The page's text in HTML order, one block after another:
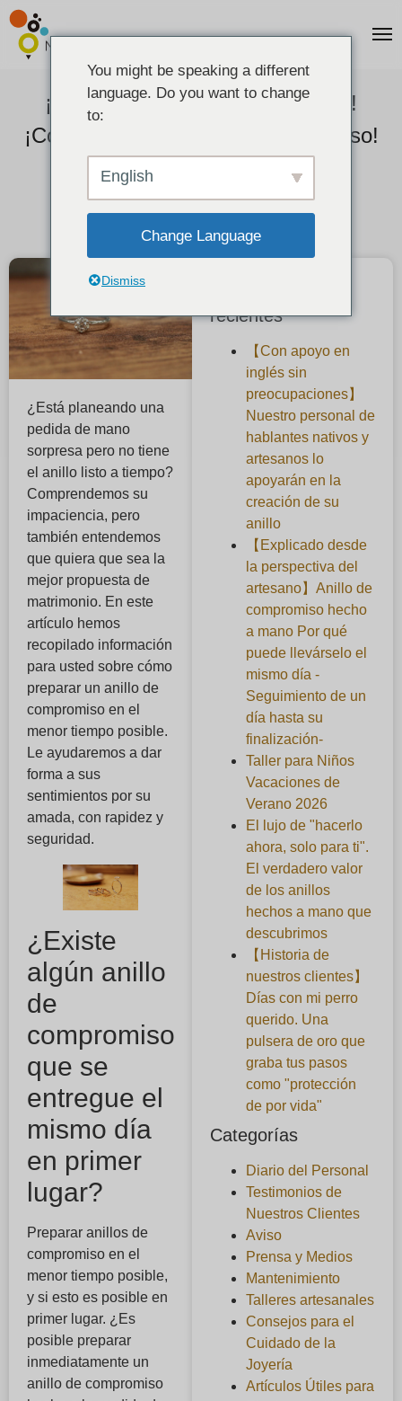
¡El mismo día! ¡El día más corto!
¡Consiga ya su anillo de compromiso!
Guía de compra urgente
2025-04-20
¿Está planeando una
pedida de mano
sorpresa pero no tiene
el anillo listo a tiempo?
Comprendemos su
impaciencia, pero
también entendemos
que quiera que sea la
mejor propuesta de
matrimonio. En este
artículo hemos
recopilado información
para usted sobre cómo
preparar un anillo de
compromiso en el
menor tiempo posible.
Le ayudaremos a dar
forma a sus
sentimientos por su
amada, con rapidez y
seguridad.
¿Existe
algún anillo
de
compromiso
que se
entregue el
mismo día
en primer
lugar?
Preparar anillos de
compromiso en el
menor tiempo posible,
y si esto es posible en
primer lugar. ¿Es
posible preparar
inmediatamente un
anillo de compromiso
recientes
【Con apoyo en
inglés sin
preocupaciones】
Nuestro personal de
hablantes nativos y
artesanos lo
apoyarán en la
creación de su
anillo
【Explicado desde
la perspectiva del
artesano】Anillo de
compromiso hecho
a mano Por qué
puede llevárselo el
mismo día -
Seguimiento de un
día hasta su
finalización-
Taller para Niños
Vacaciones de
Verano 2026
El lujo de "hacerlo
ahora, solo para ti".
El verdadero valor
de los anillos
hechos a mano que
descubrimos
【Historia de
nuestros clientes】
Días con mi perro
querido. Una
pulsera de oro que
graba tus pasos
como "protección
de por vida"
Categorías
Diario del Personal
Testimonios de
Nuestros Clientes
Aviso
Prensa y Medios
Mantenimiento
Talleres artesanales
Consejos para el
Cuidado de la
Joyería
Artículos Útiles para
You might be speaking a different
language. Do you want to change
to:
English
Change Language
Dismiss